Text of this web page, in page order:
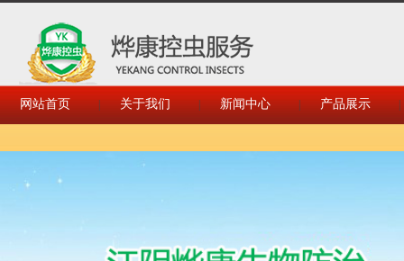
网站首页 关于我们 新闻中心 产品展示